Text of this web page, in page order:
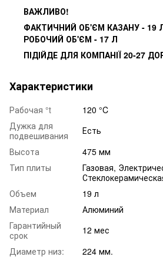
ВАЖЛИВО!
ФАКТИЧНИЙ ОБ'ЄМ КАЗАНУ - 19
РОБОЧИЙ ОБ'ЄМ - 17 Л
ПІДІЙДЕ ДЛЯ КОМПАНІЇ 20-27
Характеристики
Рабочая °t
120 °C
Дужка для
подвешивания
Есть
Высота
475 мм
Тип плиты
Газовая,
Объем
19 л
Материал
Алюминий
Гарантийный
срок
12 мес
Диаметр низ:
224 мм.